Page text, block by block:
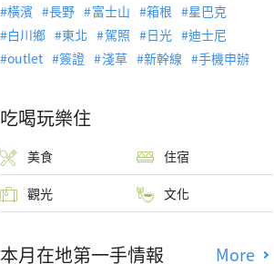
橫濱
長野 富士山 箱根
星巴克
白川鄉
東北 駕照 日光
迪士尼
outlet
簽證 淺草 新幹線 手機申辦
吃喝玩樂住
美食 住宿
觀光 文化
本月在地第一手情報 More